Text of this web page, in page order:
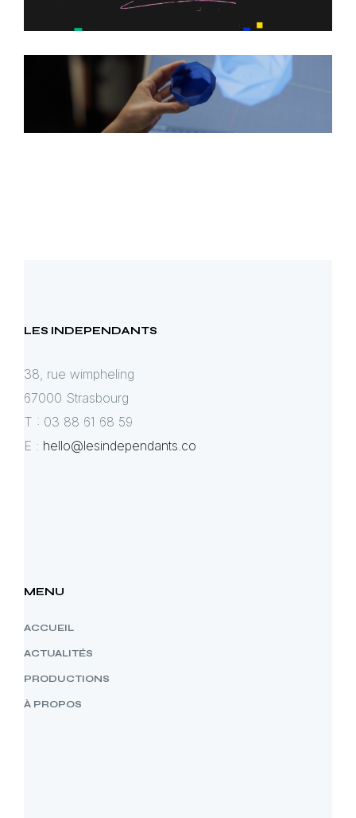
LES INDEPENDANTS
38, rue wimpheling
67000 Strasbourg
T : 03 88 61 68 59
E : hello@lesindependants.co
MENU
ACCUEIL
ACTUALITÉS
PRODUCTIONS
À PROPOS